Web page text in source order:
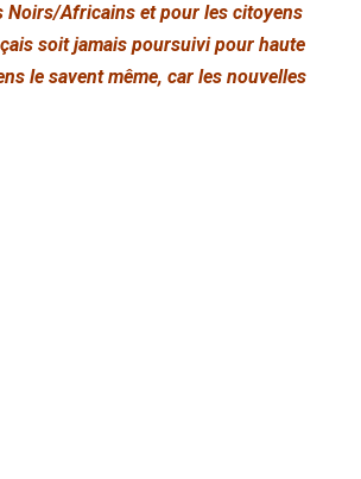
Noirs/Africains et pour les citoyens
soit jamais poursuivi pour haute
le savent même, car les nouvelles